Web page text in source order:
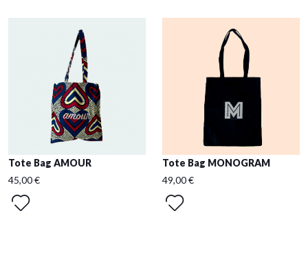
Tote Bag AMOUR
45,00 €
Tote Bag MONOGRAM
49,00 €